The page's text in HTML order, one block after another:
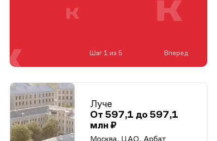
Луче
От 597,1 до 597,1
млн ₽
Москва, ЦАО, Арбат
Шаг 1 из 5 Вперед